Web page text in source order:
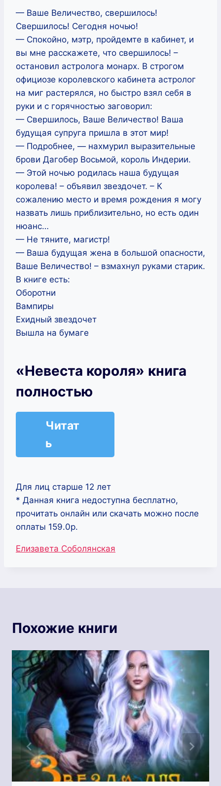
— Ваше Величество, свершилось!
Свершилось! Сегодня ночью!
— Спокойно, мэтр, пройдемте в кабинет, и
вы мне расскажете, что свершилось! –
остановил астролога монарх. В строгом
официозе королевского кабинета астролог
на миг растерялся, но быстро взял себя в
руки и с горячностью заговорил:
— Свершилось, Ваше Величество! Ваша
будущая супруга пришла в этот мир!
— Подробнее, — нахмурил выразительные
брови Дагобер Восьмой, король Индерии.
— Этой ночью родилась наша будущая
королева! – объявил звездочет. – К
сожалению место и время рождения я могу
назвать лишь приблизительно, но есть один
нюанс…
— Не тяните, магистр!
— Ваша будущая жена в большой опасности,
Ваше Величество! – взмахнул руками старик.
В книге есть:
Оборотни
Вампиры
Ехидный звездочет
Вышла на бумаге
«Невеста короля» книга
полностью
Читат
ь
Для лиц старше 12 лет
* Данная книга недоступна бесплатно,
прочитать онлайн или скачать можно после
оплаты 159.0р.
Метки
Елизавета Соболянская
Похожие книги